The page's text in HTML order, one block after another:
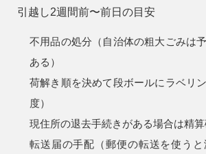
引越し2週間前〜前日の目安
不用品の処分（自治体の粗大ごみは
ある）
荷解き順を決めて段ボールにラベリ
度）
現住所の退去手続きがある場合は精
転送届の手配（郵便の転送を使う